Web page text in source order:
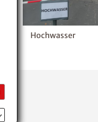
Hochwasser